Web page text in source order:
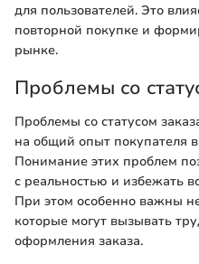
для пользователей. Это
повторной покупке и
рынке.
Проблемы со
Проблемы со статусом
на общий опыт покупателя
Понимание этих проблем
с реальностью и избежать
При этом особенно важны
которые могут вызывать
оформления заказа.